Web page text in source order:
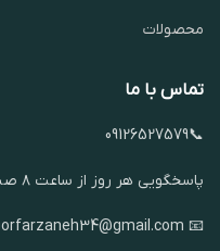
محصولات
تماس با ما
📞09126527579
پاسخگویی هر روز از ساعت ۸ صبح تا ۱۲ بامداد
📧 Alipoorfarzaneh34@gmail.com